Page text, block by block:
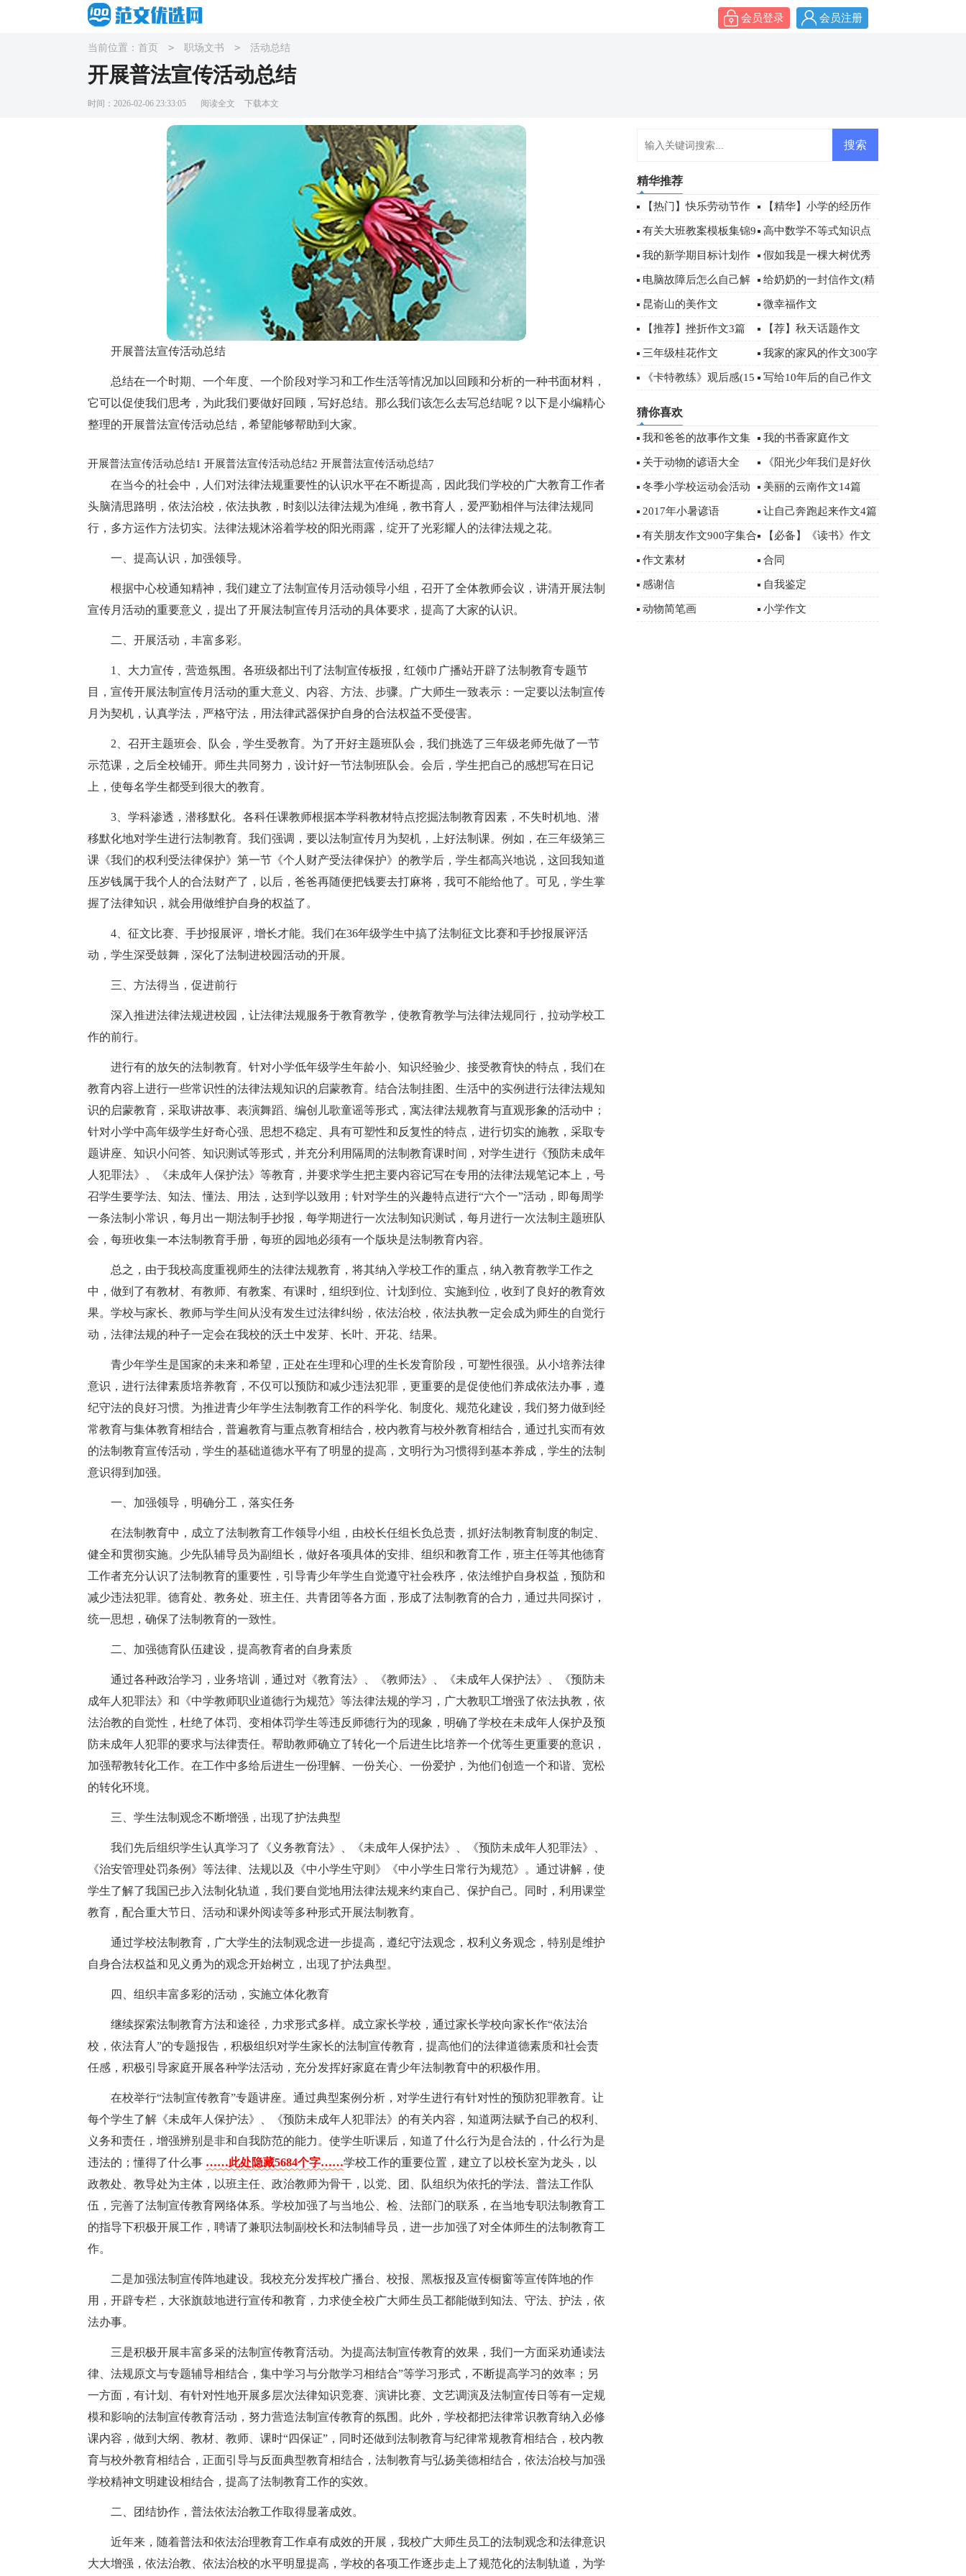
会员登录 会员注册
当前位置： 首页 > 职场文书 > 活动总结
开展普法宣传活动总结
时间：2026-02-06 23:33:05 阅读全文 下载本文
开展普法宣传活动总结
总结在一个时期、一个年度、一个阶段对学习和工作生活等情况加以回顾和分析的一种书面材料，
它可以促使我们思考，为此我们要做好回顾，写好总结。那么我们该怎么去写总结呢？以下是小编精心
整理的开展普法宣传活动总结，希望能够帮助到大家。
开展普法宣传活动总结1
在当今的社会中，人们对法律法规重要性的认识水平在不断提高，因此我们学校的广大教育工作者
头脑清思路明，依法治校，依法执教，时刻以法律法规为准绳，教书育人，爱严勤相伴与法律法规同
行，多方运作方法切实。法律法规沐浴着学校的阳光雨露，绽开了光彩耀人的法律法规之花。
一、提高认识，加强领导。
根据中心校通知精神，我们建立了法制宣传月活动领导小组，召开了全体教师会议，讲清开展法制
宣传月活动的重要意义，提出了开展法制宣传月活动的具体要求，提高了大家的认识。
二、开展活动，丰富多彩。
1、大力宣传，营造氛围。各班级都出刊了法制宣传板报，红领巾广播站开辟了法制教育专题节
目，宣传开展法制宣传月活动的重大意义、内容、方法、步骤。广大师生一致表示：一定要以法制宣传
月为契机，认真学法，严格守法，用法律武器保护自身的合法权益不受侵害。
2、召开主题班会、队会，学生受教育。为了开好主题班队会，我们挑选了三年级老师先做了一节
示范课，之后全校铺开。师生共同努力，设计好一节法制班队会。会后，学生把自己的感想写在日记
上，使每名学生都受到很大的教育。
3、学科渗透，潜移默化。各科任课教师根据本学科教材特点挖掘法制教育因素，不失时机地、潜
移默化地对学生进行法制教育。我们强调，要以法制宣传月为契机，上好法制课。例如，在三年级第三
课《我们的权利受法律保护》第一节《个人财产受法律保护》的教学后，学生都高兴地说，这回我知道
压岁钱属于我个人的合法财产了，以后，爸爸再随便把钱要去打麻将，我可不能给他了。可见，学生掌
握了法律知识，就会用做维护自身的权益了。
4、征文比赛、手抄报展评，增长才能。我们在36年级学生中搞了法制征文比赛和手抄报展评活
动，学生深受鼓舞，深化了法制进校园活动的开展。
三、方法得当，促进前行
深入推进法律法规进校园，让法律法规服务于教育教学，使教育教学与法律法规同行，拉动学校工
作的前行。
进行有的放矢的法制教育。针对小学低年级学生年龄小、知识经验少、接受教育快的特点，我们在
教育内容上进行一些常识性的法律法规知识的启蒙教育。结合法制挂图、生活中的实例进行法律法规知
识的启蒙教育，采取讲故事、表演舞蹈、编创儿歌童谣等形式，寓法律法规教育与直观形象的活动中；
针对小学中高年级学生好奇心强、思想不稳定、具有可塑性和反复性的特点，进行切实的施教，采取专
题讲座、知识小问答、知识测试等形式，并充分利用隔周的法制教育课时间，对学生进行《预防未成年
人犯罪法》、《未成年人保护法》等教育，并要求学生把主要内容记写在专用的法律法规笔记本上，号
召学生要学法、知法、懂法、用法，达到学以致用；针对学生的兴趣特点进行“六个一”活动，即每周学
一条法制小常识，每月出一期法制手抄报，每学期进行一次法制知识测试，每月进行一次法制主题班队
会，每班收集一本法制教育手册，每班的园地必须有一个版块是法制教育内容。
总之，由于我校高度重视师生的法律法规教育，将其纳入学校工作的重点，纳入教育教学工作之
中，做到了有教材、有教师、有教案、有课时，组织到位、计划到位、实施到位，收到了良好的教育效
果。学校与家长、教师与学生间从没有发生过法律纠纷，依法治校，依法执教一定会成为师生的自觉行
动，法律法规的种子一定会在我校的沃土中发芽、长叶、开花、结果。
开展普法宣传活动总结2
青少年学生是国家的未来和希望，正处在生理和心理的生长发育阶段，可塑性很强。从小培养法律
意识，进行法律素质培养教育，不仅可以预防和减少违法犯罪，更重要的是促使他们养成依法办事，遵
纪守法的良好习惯。为推进青少年学生法制教育工作的科学化、制度化、规范化建设，我们努力做到经
常教育与集体教育相结合，普遍教育与重点教育相结合，校内教育与校外教育相结合，通过扎实而有效
的法制教育宣传活动，学生的基础道德水平有了明显的提高，文明行为习惯得到基本养成，学生的法制
意识得到加强。
一、加强领导，明确分工，落实任务
在法制教育中，成立了法制教育工作领导小组，由校长任组长负总责，抓好法制教育制度的制定、
健全和贯彻实施。少先队辅导员为副组长，做好各项具体的安排、组织和教育工作，班主任等其他德育
工作者充分认识了法制教育的重要性，引导青少年学生自觉遵守社会秩序，依法维护自身权益，预防和
减少违法犯罪。德育处、教务处、班主任、共青团等各方面，形成了法制教育的合力，通过共同探讨，
统一思想，确保了法制教育的一致性。
二、加强德育队伍建设，提高教育者的自身素质
通过各种政治学习，业务培训，通过对《教育法》、《教师法》、《未成年人保护法》、《预防未
成年人犯罪法》和《中学教师职业道德行为规范》等法律法规的学习，广大教职工增强了依法执教，依
法治教的自觉性，杜绝了体罚、变相体罚学生等违反师德行为的现象，明确了学校在未成年人保护及预
防未成年人犯罪的要求与法律责任。帮助教师确立了转化一个后进生比培养一个优等生更重要的意识，
加强帮教转化工作。在工作中多给后进生一份理解、一份关心、一份爱护，为他们创造一个和谐、宽松
的转化环境。
三、学生法制观念不断增强，出现了护法典型
我们先后组织学生认真学习了《义务教育法》、《未成年人保护法》、《预防未成年人犯罪法》、
《治安管理处罚条例》等法律、法规以及《中小学生守则》《中小学生日常行为规范》。通过讲解，使
学生了解了我国已步入法制化轨道，我们要自觉地用法律法规来约束自己、保护自己。同时，利用课堂
教育，配合重大节日、活动和课外阅读等多种形式开展法制教育。
通过学校法制教育，广大学生的法制观念进一步提高，遵纪守法观念，权利义务观念，特别是维护
自身合法权益和见义勇为的观念开始树立，出现了护法典型。
四、组织丰富多彩的活动，实施立体化教育
继续探索法制教育方法和途径，力求形式多样。成立家长学校，通过家长学校向家长作“依法治
校，依法育人”的专题报告，积极组织对学生家长的法制宣传教育，提高他们的法律道德素质和社会责
任感，积极引导家庭开展各种学法活动，充分发挥好家庭在青少年法制教育中的积极作用。
在校举行“法制宣传教育”专题讲座。通过典型案例分析，对学生进行有针对性的预防犯罪教育。让
每个学生了解《未成年人保护法》、《预防未成年人犯罪法》的有关内容，知道两法赋予自己的权利、
义务和责任，增强辨别是非和自我防范的能力。使学生听课后，知道了什么行为是合法的，什么行为是
违法的；懂得了什么事 ……此处隐藏5684个字……学校工作的重要位置，建立了以校长室为龙头，以
政教处、教导处为主体，以班主任、政治教师为骨干，以党、团、队组织为依托的学法、普法工作队
伍，完善了法制宣传教育网络体系。学校加强了与当地公、检、法部门的联系，在当地专职法制教育工
的指导下积极开展工作，聘请了兼职法制副校长和法制辅导员，进一步加强了对全体师生的法制教育工
作。
二是加强法制宣传阵地建设。我校充分发挥校广播台、校报、黑板报及宣传橱窗等宣传阵地的作
用，开辟专栏，大张旗鼓地进行宣传和教育，力求使全校广大师生员工都能做到知法、守法、护法，依
法办事。
三是积极开展丰富多采的法制宣传教育活动。为提高法制宣传教育的效果，我们一方面采劝通读法
律、法规原文与专题辅导相结合，集中学习与分散学习相结合”等学习形式，不断提高学习的效率；另
一方面，有计划、有针对性地开展多层次法律知识竞赛、演讲比赛、文艺调演及法制宣传日等有一定规
模和影响的法制宣传教育活动，努力营造法制宣传教育的氛围。此外，学校都把法律常识教育纳入必修
课内容，做到大纲、教材、教师、课时“四保证”，同时还做到法制教育与纪律常规教育相结合，校内教
育与校外教育相结合，正面引导与反面典型教育相结合，法制教育与弘扬美德相结合，依法治校与加强
学校精神文明建设相结合，提高了法制教育工作的实效。
二、团结协作，普法依法治教工作取得显著成效。
近年来，随着普法和依法治理教育工作卓有成效的开展，我校广大师生员工的法制观念和法律意识
大大增强，依法治教、依法治校的水平明显提高，学校的各项工作逐步走上了规范化的法制轨道，为学
开展普法宣传活动总结7
精华推荐
【热门】快乐劳动节作
文锦集十篇
【精华】小学的经历作
文500字四篇
有关大班教案模板集锦9
篇
高中数学不等式知识点
「汇总」
我的新学期目标计划作
文600字「精选」
假如我是一棵大树优秀
作文
电脑故障后怎么自己解
决
给奶奶的一封信作文(精
选15篇)
昆嵛山的美作文 微幸福作文
【推荐】挫折作文3篇 【荐】秋天话题作文
三年级桂花作文 我家的家风的作文300字
锦集10篇
《卡特教练》观后感(15 写给10年后的自己作文
猜你喜欢
我和爸爸的故事作文集
锦15篇
我的书香家庭作文
关于动物的谚语大全 《阳光少年我们是好伙
伴》优秀作文
冬季小学校运动会活动
总结范文（通用5篇）
美丽的云南作文14篇
2017年小暑谚语 让自己奔跑起来作文4篇
有关朋友作文900字集合
五篇
【必备】《读书》作文
500字汇编五篇
作文素材 合同
感谢信 自我鉴定
动物简笔画 小学作文